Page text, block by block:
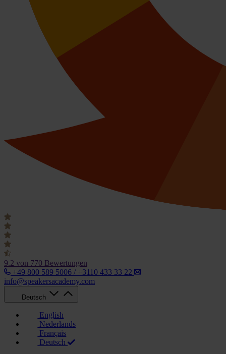
9.2 von 770 Bewertungen
+49 800 589 5006 / +3110 433 33 22
info@speakersacademy.com
Deutsch
English
Nederlands
Français
Deutsch